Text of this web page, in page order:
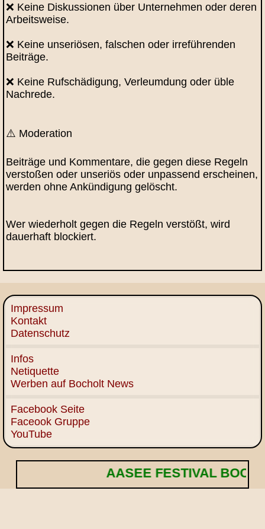
❌ Keine Diskussionen über Unternehmen oder deren
Arbeitsweise.
❌ Keine unseriösen, falschen oder irreführenden
Beiträge.
❌ Keine Rufschädigung, Verleumdung oder üble
Nachrede.
⚠️ Moderation
Beiträge und Kommentare, die gegen diese Regeln
verstoßen oder unseriös oder unpassend erscheinen,
werden ohne Ankündigung gelöscht.
Wer wiederholt gegen die Regeln verstößt, wird
dauerhaft blockiert.
Impressum
Kontakt
Datenschutz
Infos
Netiquette
Werben auf Bocholt News
Facebook Seite
Faceook Gruppe
YouTube
AASEE FESTIVAL